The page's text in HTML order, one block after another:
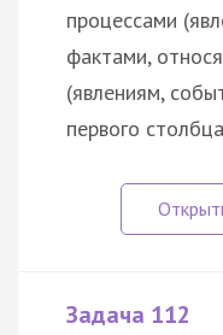
процессами
фактами,
(явлениям,
первого
Задача 112